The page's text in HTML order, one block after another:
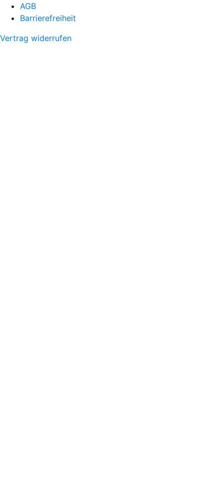
AGB
Barrierefreiheit
Vertrag widerrufen